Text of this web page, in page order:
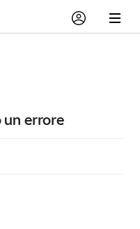
un errore